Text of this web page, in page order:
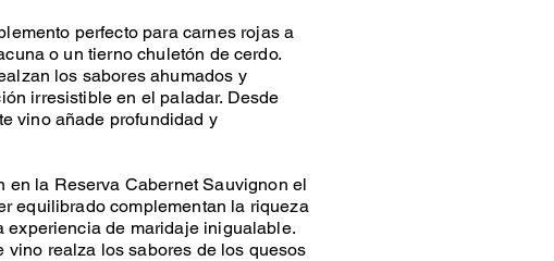
perfecto para carnes rojas a
o un tierno chuletón de cerdo.
los sabores ahumados y
irresistible en el paladar. Desde
vino añade profundidad y
en la Reserva Cabernet Sauvignon el
equilibrado complementan la riqueza
experiencia de maridaje inigualable.
vino realza los sabores de los quesos